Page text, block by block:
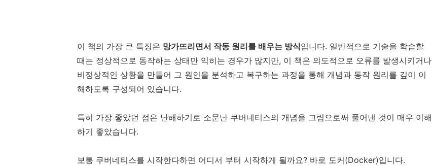
이 책의 가장 큰 특징은 망가뜨리면서 작동 원리를 배우는 방식입니다. 일반적으로 기술을 학습할
때는 정상적으로 동작하는 상태만 익히는 경우가 많지만, 이 책은 의도적으로 오류를 발생시키거나
비정상적인 상황을 만들어 그 원인을 분석하고 복구하는 과정을 통해 개념과 동작 원리를 깊이 이
해하도록 구성되어 있습니다.
특히 가장 좋았던 점은 난해하기로 소문난 쿠버네티스의 개념을 그림으로써 풀어낸 것이 매우 이해
하기 좋았습니다.
보통 쿠버네티스를 시작한다하면 어디서 부터 시작하게 될까요? 바로 도커(Docker)입니다.